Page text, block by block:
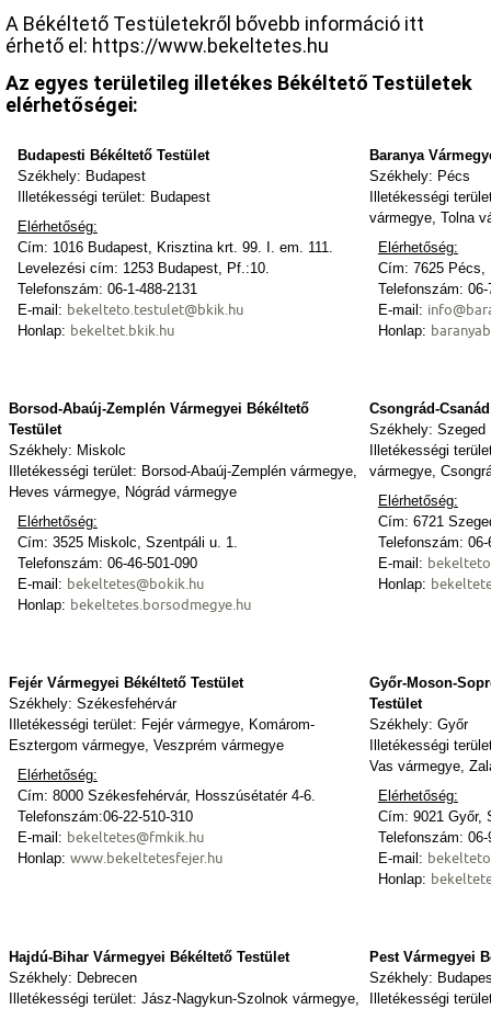
A Békéltető Testületekről bővebb információ itt
érhető el: https://www.bekeltetes.hu
Az egyes területileg illetékes Békéltető Testületek
elérhetőségei:
Budapesti Békéltető Testület
Székhely: Budapest
Illetékességi terület: Budapest
Elérhetőség:
Cím: 1016 Budapest, Krisztina krt. 99. I. em. 111.
Levelezési cím: 1253 Budapest, Pf.:10.
Telefonszám: 06-1-488-2131
E-mail: bekelteto.testulet@bkik.hu
Honlap: bekeltet.bkik.hu
Baranya
Székhely: Pécs
Illetékességi
vármegye, Tolna
Elérhetőség:
Cím: 7625 Pécs,
Telefonszám: 06-
E-mail:
Honlap:
Borsod-Abaúj-Zemplén Vármegyei Békéltető
Testület
Székhely: Miskolc
Illetékességi terület: Borsod-Abaúj-Zemplén vármegye,
Heves vármegye, Nógrád vármegye
Elérhetőség:
Cím: 3525 Miskolc, Szentpáli u. 1.
Telefonszám: 06-46-501-090
E-mail: bekeltetes@bokik.hu
Honlap: bekeltetes.borsodmegye.hu
Csongrád-
Székhely: Szeged
Illetékességi
vármegye,
Elérhetőség:
Cím: 6721
Telefonszám: 06-
E-mail:
Honlap:
Fejér Vármegyei Békéltető Testület
Székhely: Székesfehérvár
Illetékességi terület: Fejér vármegye, Komárom-
Esztergom vármegye, Veszprém vármegye
Elérhetőség:
Cím: 8000 Székesfehérvár, Hosszúsétatér 4-6.
Telefonszám:06-22-510-310
E-mail: bekeltetes@fmkik.hu
Honlap: www.bekeltetesfejer.hu
Győr-Moson-
Testület
Székhely: Győr
Illetékességi
Vas vármegye,
Elérhetőség:
Cím: 9021 Győr,
Telefonszám: 06-
E-mail:
Honlap:
Hajdú-Bihar Vármegyei Békéltető Testület
Székhely: Debrecen
Illetékességi terület: Jász-Nagykun-Szolnok vármegye,
Pest Vármegyei
Székhely:
Illetékességi